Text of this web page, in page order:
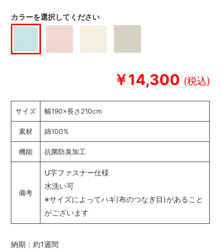
￥14,300
納期：約1週間
カラーを選択してください
サイズ 幅190×長さ210cm
素材 綿100%
機能 抗菌防臭加工
備考
U字ファスナー仕様
水洗い可
※サイズによってハギ(布のつなぎ目)があること
がございます